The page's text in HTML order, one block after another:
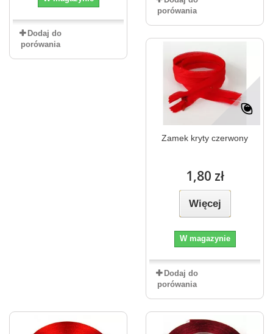
Dodaj do
porówania
porówania
Zamek kryty czerwony
1,80 zł
Więcej
W magazynie
Dodaj do
porówania